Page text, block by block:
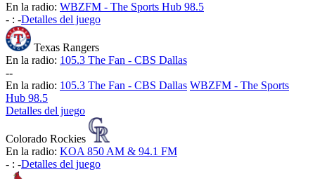
En la radio: WBZFM - The Sports Hub 98.5
- : -Detalles del juego
Texas Rangers
En la radio: 105.3 The Fan - CBS Dallas
--
En la radio: 105.3 The Fan - CBS Dallas WBZFM - The Sports
Hub 98.5
Detalles del juego
Colorado Rockies
En la radio: KOA 850 AM & 94.1 FM
- : -Detalles del juego